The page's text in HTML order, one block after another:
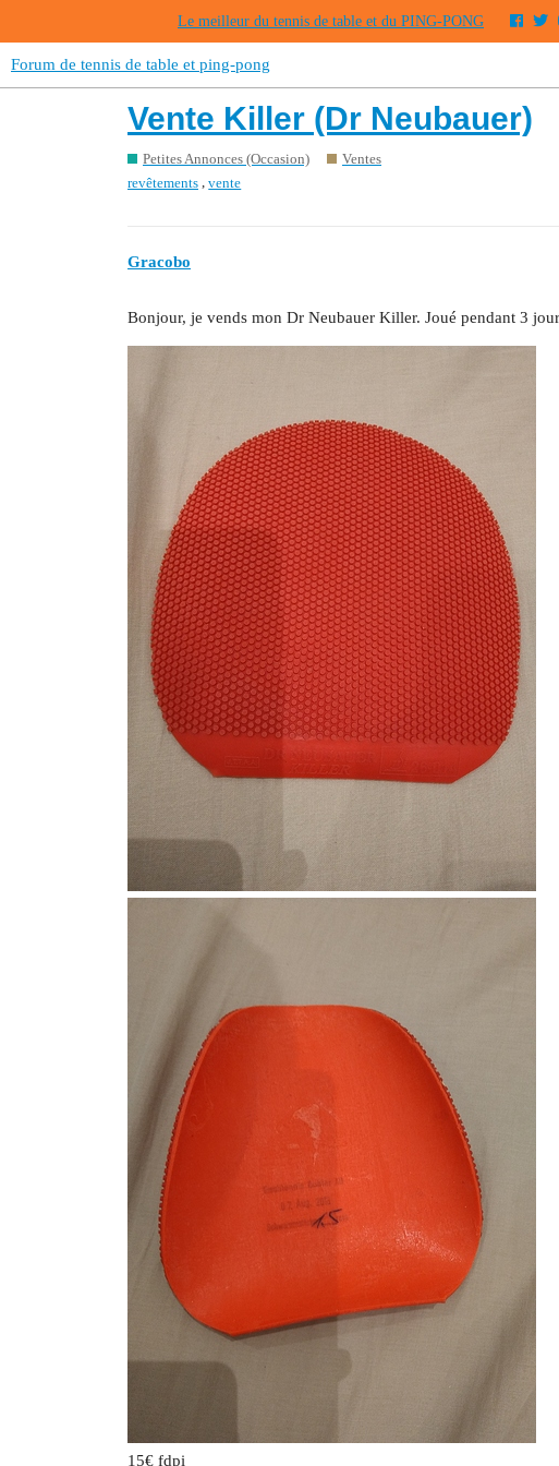
Le meilleur du tennis de table et du PING-PONG
Forum de tennis de table et ping-pong
Vente Killer (Dr Neubauer)
Petites Annonces (Occasion)
Ventes
revêtements ,vente
Gracobo
Bonjour, je vends mon Dr Neubauer Killer. Joué pendant 3
15€ fdpi